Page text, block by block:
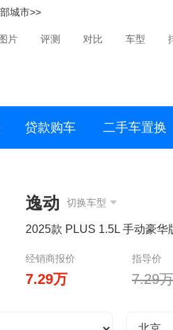
城市>>
图片 评测 对比 车型
贷款购车 二手车置换
逸动 切换车型
2025款 PLUS 1.5L 手动豪华
经销商报价 指导价
7.29万 7.29万